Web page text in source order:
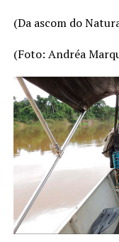
(Da ascom do
(Foto: Andréa